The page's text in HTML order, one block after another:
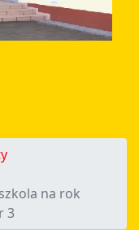
na rok
3